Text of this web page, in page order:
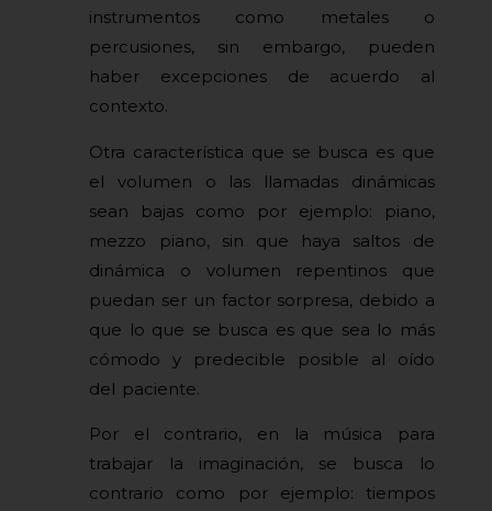
instrumentos como metales o
percusiones, sin embargo, pueden
haber excepciones de acuerdo al
contexto.
Otra característica que se busca es que
el volumen o las llamadas dinámicas
sean bajas como por ejemplo: piano,
mezzo piano, sin que haya saltos de
dinámica o volumen repentinos que
puedan ser un factor sorpresa, debido a
que lo que se busca es que sea lo más
cómodo y predecible posible al oído
del paciente.
Por el contrario, en la música para
trabajar la imaginación, se busca lo
contrario como por ejemplo: tiempos